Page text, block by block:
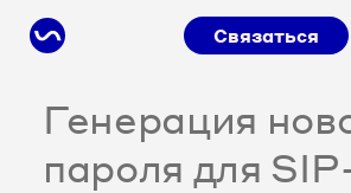
Связаться
Генерация
пароля для